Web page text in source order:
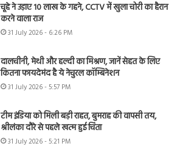
चूहे ने उड़ाए 10 लाख के गहने, CCTV में खुला चोरी का हैरान
करने वाला राज
31 July 2026 - 6:26 PM
दालचीनी, मेथी और हल्दी का मिश्रण, जानें सेहत के लिए
कितना फायदेमंद है ये नेचुरल कॉम्बिनेशन
31 July 2026 - 5:57 PM
टीम इंडिया को मिली बड़ी राहत, बुमराह की वापसी तय,
श्रीलंका दौरे से पहले खत्म हुई चिंता
31 July 2026 - 5:21 PM